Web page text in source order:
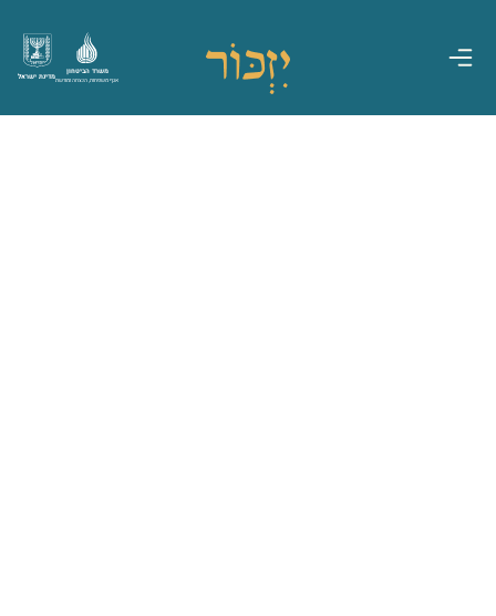
מדינת ישראל
משרד הביטחון
אגף משפחות, הנצחה ומורשת